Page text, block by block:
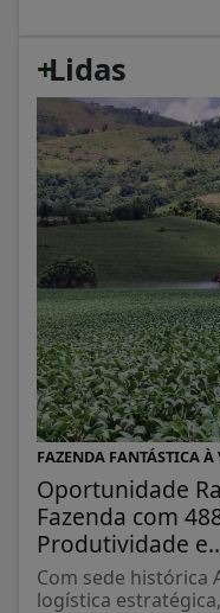
+
Lidas
FAZENDA FANTÁSTICA À
Oportunidade
Fazenda com
Produtividade
Com sede histórica
logística